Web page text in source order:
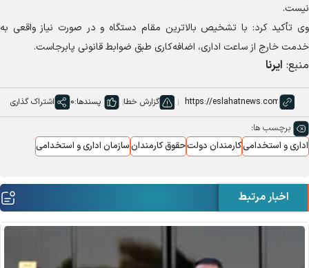
نیست.
وی تأکید کرد: با تشخیص بالاترین مقام دستگاه و در صورت نیاز واقعی به
خدمت خارج از ساعت اداری، اضافه‌کاری طبق ضوابط قانونی پابرجاست.
منبع: ایرنا
گزارش خطا پسندها:0 اشتراک گذاری
برچسب ها:
اداری و استخدامیکارمندان دولتحقوق کارمندانسازمان اداری و استخدامی
اخبار مرتبط